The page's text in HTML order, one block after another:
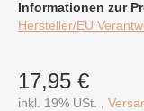
Informationen zur
Hersteller/EU
17,95 €
inkl. 19% USt. ,